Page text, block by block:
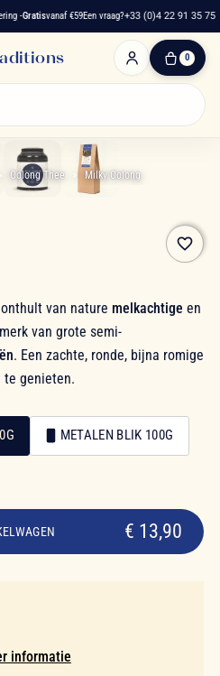
-Gratisvanaf €59Een vraag?+33 (0)4 22 91 35 75
0
0
Oolong Thee Milky Oolong
favorite_border
onthult van nature melkachtige en
van grote semi-
. Een zachte, ronde, bijna romige
te genieten.
METALEN BLIK 100G
€ 13,90
informatie